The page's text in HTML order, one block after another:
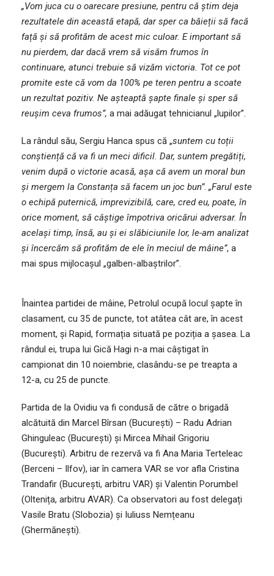
„Vom juca cu o oarecare presiune, pentru că știm deja
rezultatele din această etapă, dar sper ca băieții să facă
față și să profităm de acest mic culoar. E important să
nu pierdem, dar dacă vrem să visăm frumos în
continuare, atunci trebuie să vizăm victoria. Tot ce pot
promite este că vom da 100% pe teren pentru a scoate
un rezultat pozitiv. Ne așteaptă șapte finale și sper să
reușim ceva frumos”, a mai adăugat tehnicianul „lupilor”.
La rândul său, Sergiu Hanca spus că „suntem cu toții
conștiență că va fi un meci dificil. Dar, suntem pregătiți,
venim după o victorie acasă, așa că avem un moral bun
și mergem la Constanța să facem un joc bun”. „Farul este
o echipă puternică, imprevizibilă, care, cred eu, poate, în
orice moment, să câștige împotriva oricărui adversar. În
același timp, însă, au și ei slăbiciunile lor, le-am analizat
și încercăm să profităm de ele în meciul de mâine”, a
mai spus mijlocașul „galben-albaștrilor”.
Înaintea partidei de mâine, Petrolul ocupă locul șapte în
clasament, cu 35 de puncte, tot atâtea cât are, în acest
moment, și Rapid, formația situată pe poziția a șasea. La
rândul ei, trupa lui Gică Hagi n-a mai câștigat în
campionat din 10 noiembrie, clasându-se pe treapta a
12-a, cu 25 de puncte.
Partida de la Ovidiu va fi condusă de către o brigadă
alcătuită din Marcel Bîrsan (București) – Radu Adrian
Ghinguleac (București) și Mircea Mihail Grigoriu
(București). Arbitru de rezervă va fi Ana Maria Terteleac
(Berceni – Ilfov), iar în camera VAR se vor afla Cristina
Trandafir (București, arbitru VAR) și Valentin Porumbel
(Oltenița, arbitru AVAR). Ca observatori au fost delegați
Vasile Bratu (Slobozia) și Iuliuss Nemțeanu
(Ghermănești).